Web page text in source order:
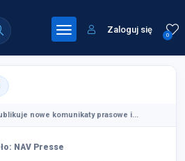
0
Zaloguj się
nowe komunikaty prasowe i...
NAV Presse